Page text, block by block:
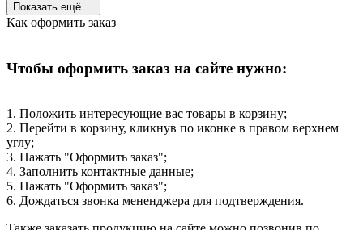
Показать ещё
Как оформить заказ
Чтобы оформить заказ на сайте нужно:
1. Положить интересующие вас товары в корзину;
2. Перейти в корзину, кликнув по иконке в правом верхнем
углу;
3. Нажать "Оформить заказ";
4. Заполнить контактные данные;
5. Нажать "Оформить заказ";
6. Дождаться звонка мененджера для подтверждения.